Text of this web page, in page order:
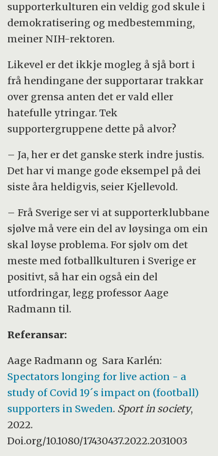
supporterkulturen ein veldig god skule i
demokratisering og medbestemming,
meiner NIH-rektoren.
Likevel er det ikkje mogleg å sjå bort i
frå hendingane der supportarar trakkar
over grensa anten det er vald eller
hatefulle ytringar. Tek
supportergruppene dette på alvor?
– Ja, her er det ganske sterk indre justis.
Det har vi mange gode eksempel på dei
siste åra heldigvis, seier Kjellevold.
– Frå Sverige ser vi at supporterklubbane
sjølve må vere ein del av løysinga om ein
skal løyse problema. For sjølv om det
meste med fotballkulturen i Sverige er
positivt, så har ein også ein del
utfordringar, legg professor Aage
Radmann til.
Referansar:
Aage Radmann og Sara Karlén:
Spectators longing for live action - a
study of Covid 19´s impact on (football)
supporters in Sweden. Sport in society,
2022.
Doi.org/10.1080/17430437.2022.2031003